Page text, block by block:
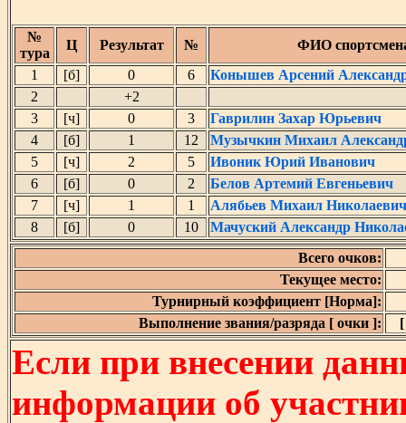
№
тура
Ц Результат №
ФИО
1
[б] 0 6
Конышев Арсений
2
+2
3
[ч] 0 3
Гаврилин Захар Юрьевич
4
[б] 1 12
Музычкин Михаил
5
[ч] 2 5
Ивоник Юрий Иванович
6
[б] 0 2
Белов Артемий Евгеньевич
7
[ч] 1 1
Алябьев Михаил Николаевич
8
[б] 0 10
Мачуский Александр
Всего очков:
Текущее место:
Турнирный коэффициент [Норма]:
Выполнение звания/разряда [ очки ]:
Если при внесении
информации об